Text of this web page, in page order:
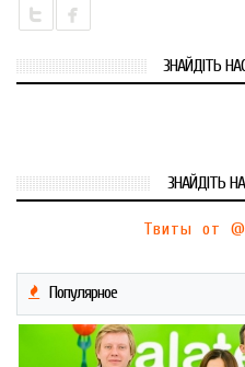
ЗНАЙДІТЬ НАС
ЗНАЙДІТЬ
Твиты от
Популярное